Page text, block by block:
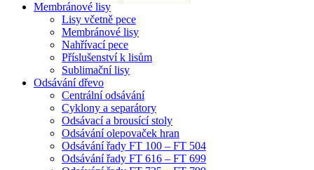
Membránové lisy
Lisy včetně pece
Membránové lisy
Nahřívací pece
Příslušenství k lisům
Sublimační lisy
Odsávání dřevo
Centrální odsávání
Cyklony a separátory
Odsávací a brousící stoly
Odsávání olepovaček hran
Odsávání řady FT 100 – FT 504
Odsávání řady FT 616 – FT 699